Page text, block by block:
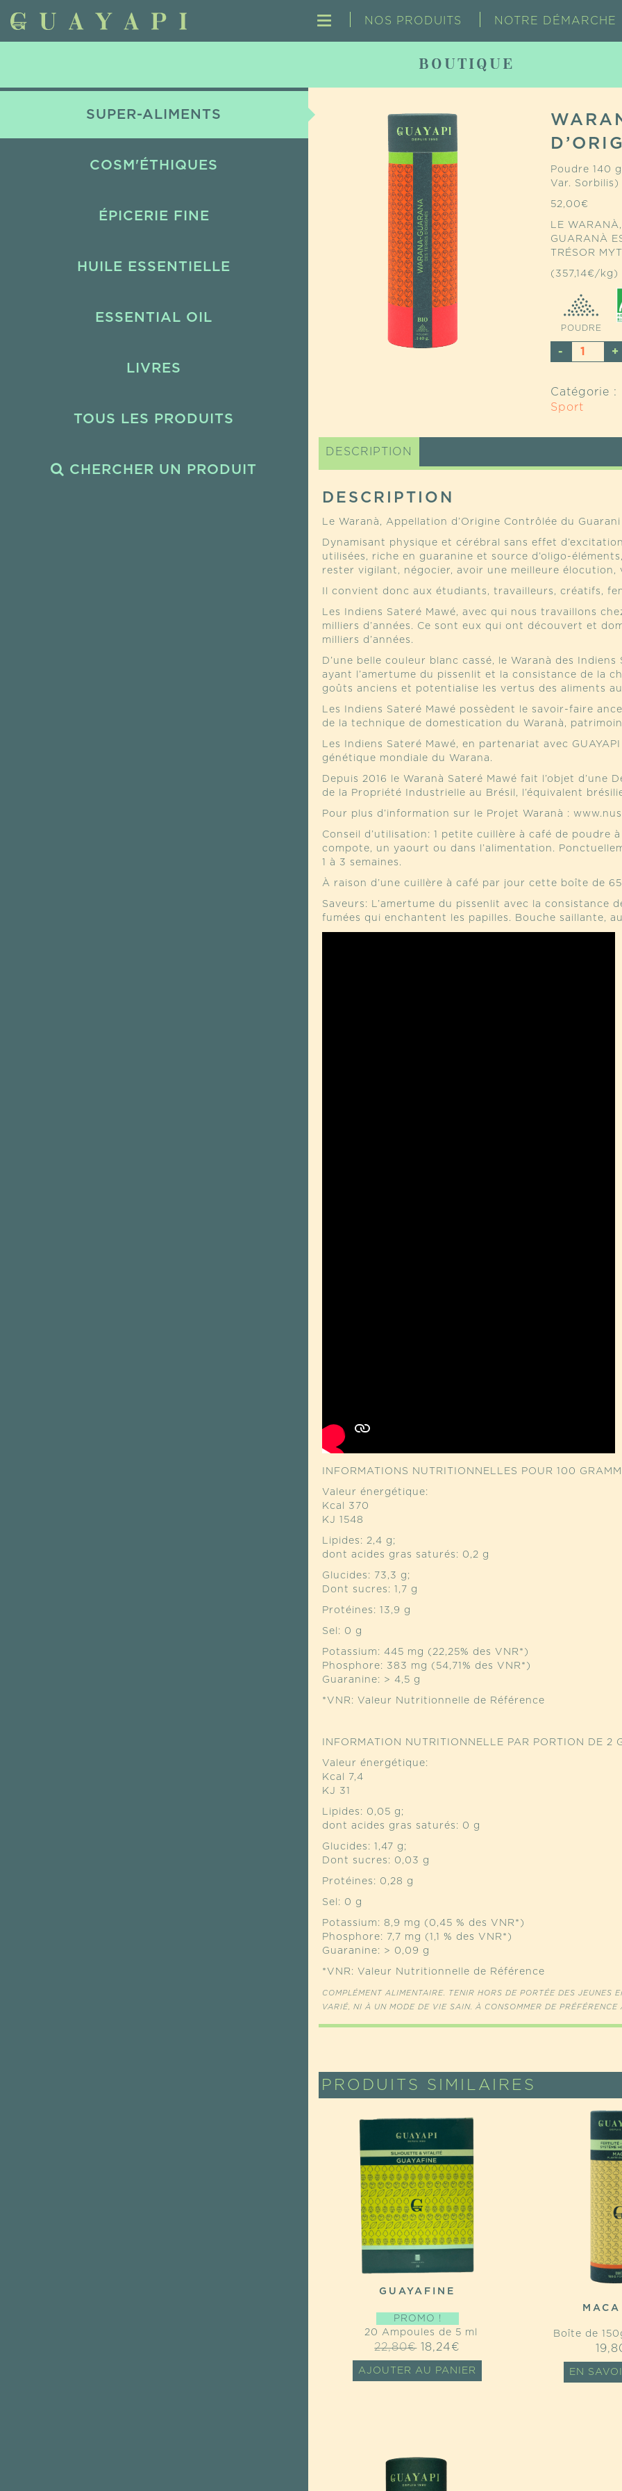
NOS PRODUITS NOTRE DÉMARCHE
BOUTIQUE
SUPER-ALIMENTS
COSM'ÉTHIQUES
ÉPICERIE FINE
HUILE ESSENTIELLE
ESSENTIAL OIL
LIVRES
TOUS LES PRODUITS
CHERCHER UN PRODUIT
Poudre 140
Var.
52,00 €
LE
GUARANÀ
TRÉSOR
(357,14€/kg)
POUDRE
DE
-
TERRES
Catégorie :
Sport
DESCRIPTION
DESCRIPTION
Le Waranà, Appellation d’Origine Contrôlée du
Dynamisant physique et cérébral sans effet
utilisées, riche en guaranine et source d’oligo-
rester vigilant, négocier, avoir une meilleure
Il convient donc aux étudiants, travailleurs, créatifs,
Les Indiens Sateré Mawé, avec qui nous travaillons
milliers d’années. Ce sont eux qui ont découvert et
milliers d’années.
D’une belle couleur blanc cassé, le Waranà des
ayant l’amertume du pissenlit et la consistance de la
goûts anciens et potentialise les vertus des aliments
Les Indiens Sateré Mawé possèdent le savoir-faire
de la technique de domestication du Waranà,
Les Indiens Sateré Mawé, en partenariat avec
génétique mondiale du Warana.
Depuis 2016 le Waranà Sateré Mawé fait l’objet
de la Propriété Industrielle au Brésil, l’équivalent
Pour plus d’information sur le Projet Waranà :
Conseil d’utilisation: 1 petite cuillère à café de poudre
compote, un yaourt ou dans l’alimentation.
1 à 3 semaines.
À raison d’une cuillère à café par jour cette boîte de
Saveurs: L’amertume du pissenlit avec la consistance
fumées qui enchantent les papilles. Bouche saillante,
INFORMATIONS NUTRITIONNELLES POUR 100
Valeur énergétique:
Kcal 370
KJ 1548
Lipides: 2,4 g;
dont acides gras saturés: 0,2 g
Glucides: 73,3 g;
Dont sucres: 1,7 g
Protéines: 13,9 g
Sel: 0 g
Potassium: 445 mg (22,25% des VNR*)
Phosphore: 383 mg (54,71% des VNR*)
Guaranine: > 4,5 g
*VNR: Valeur Nutritionnelle de Référence
INFORMATION NUTRITIONNELLE PAR PORTION DE 2
Valeur énergétique:
Kcal 7,4
KJ 31
Lipides: 0,05 g;
dont acides gras saturés: 0 g
Glucides: 1,47 g;
Dont sucres: 0,03 g
Protéines: 0,28 g
Sel: 0 g
Potassium: 8,9 mg (0,45 % des VNR*)
Phosphore: 7,7 mg (1,1 % des VNR*)
Guaranine: > 0,09 g
*VNR: Valeur Nutritionnelle de Référence
COMPLÉMENT ALIMENTAIRE. TENIR HORS DE PORTÉE DES JEUNES
VARIÉ, NI À UN MODE DE VIE SAIN. À CONSOMMER DE
PRODUITS SIMILAIRES
GUAYAFINE
PROMO !
20 Ampoules de 5 ml
22,80€ LE
PRIX
INITIAL
18,24€
PRIX
ACTUEL
AJOUTER AU PANIER
Boîte de
EN